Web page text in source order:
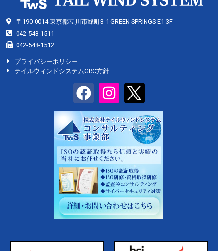
〒190-0014 東京都立川市緑町3-1 GREEN SPRINGS E1-3F
042-548-1511
042-548-1512
プライバシーポリシー
テイルウィンドシステムGRC方針